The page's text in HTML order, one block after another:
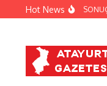
İçeriğe atlaHot News
TAKİBİ SONUÇ VERDİ: